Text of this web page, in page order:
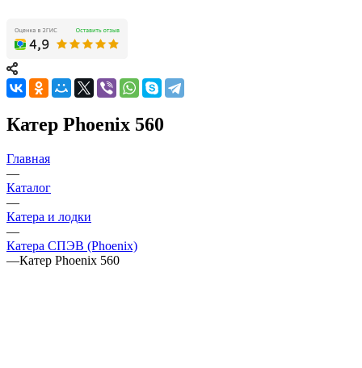
Катер Phoenix 560
Главная
—
Каталог
—
Катера и лодки
—
Катера СПЭВ (Phoenix)
—Катер Phoenix 560